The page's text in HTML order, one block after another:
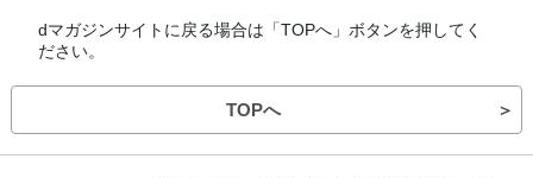
dマガジンサイトに戻る場合は「TOPへ」ボタンを押してく
ださい。
TOPへ ＞